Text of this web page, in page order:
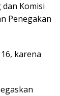
Komisi
Penegakan
karena